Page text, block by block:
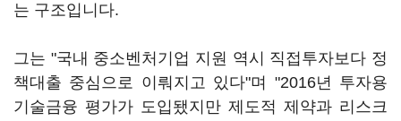
는 구조입니다.
그는 "국내 중소벤처기업 지원 역시 직접투자보다 정
책대출 중심으로 이뤄지고 있다"며 "2016년 투자용
기술금융 평가가 도입됐지만 제도적 제약과 리스크